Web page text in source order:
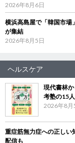
2026年8月6日
横浜高島屋で「韓国市
が集結
2026年8月5日
ヘルスケア
現代書林
考塾の15
2026年8月
重症筋無力症への正し
配信も